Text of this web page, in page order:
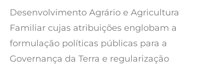
Desenvolvimento Agrário e Agricultura
Familiar cujas atribuições englobam a
formulação políticas públicas para a
Governança da Terra e regularização